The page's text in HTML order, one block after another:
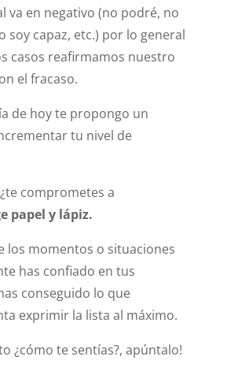
va en negativo (no podré, no
soy capaz, etc.) por lo general
casos reafirmamos nuestro
el fracaso.
de hoy te propongo un
tu nivel de
comprometes a
papel y lápiz.
los momentos o situaciones
has confiado en tus
conseguido lo que
exprimir la lista al máximo.
¿cómo te sentías?, apúntalo!